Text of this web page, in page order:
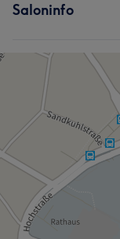
Saloninfo